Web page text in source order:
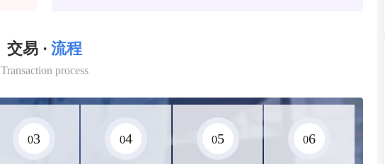
交易 · 流程
Transaction process
03 04 05 06